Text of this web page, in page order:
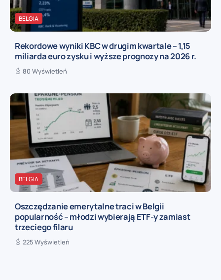
BELGIA
Rekordowe wyniki KBC w drugim kwartale – 1,15
miliarda euro zysku i wyższe prognozy na 2026 r.
80 Wyświetleń
BELGIA
Oszczędzanie emerytalne traci w Belgii
popularność – młodzi wybierają ETF-y zamiast
trzeciego filaru
225 Wyświetleń